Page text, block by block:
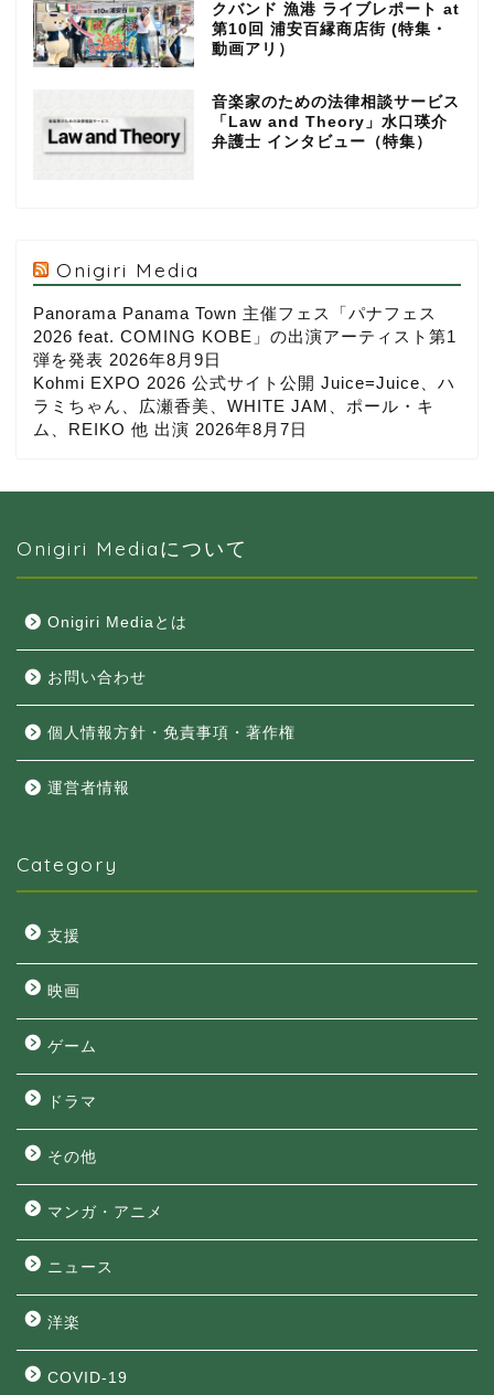
クバンド 漁港 ライブレポート at
第10回 浦安百縁商店街 (特集・
動画アリ）
音楽家のための法律相談サービス
「Law and Theory」水口瑛介
弁護士 インタビュー（特集）
Onigiri Media
Panorama Panama Town 主催フェス「パナフェス
2026 feat. COMING KOBE」の出演アーティスト第1
弾を発表 2026年8月9日
Kohmi EXPO 2026 公式サイト公開 Juice=Juice、ハ
ラミちゃん、広瀬香美、WHITE JAM、ポール・キ
ム、REIKO 他 出演 2026年8月7日
Onigiri Mediaについて
Onigiri Mediaとは
お問い合わせ
個人情報方針・免責事項・著作権
運営者情報
Category
支援
映画
ゲーム
ドラマ
その他
マンガ・アニメ
ニュース
洋楽
COVID-19